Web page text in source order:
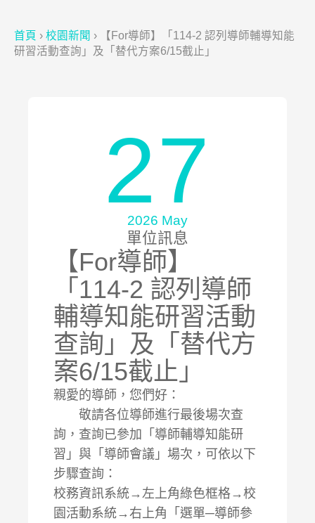
首頁 › 校園新聞 ›
【For導師】「114-2 認列導師輔導知能
研習活動查詢」及「替代方案6/15截止」
27
2026 May
單位訊息
【For導師】
「114-2 認列導師
輔導知能研習活動
查詢」及「替代方
案6/15截止」
親愛的導師，您們好：
敬請各位導師進行最後場次查
詢，查詢已參加「導師輔導知能研
習」與「導師會議」場次，可依以下
步驟查詢：
校務資訊系統→左上角綠色框格→校
園活動系統→右上角「選單─導師參